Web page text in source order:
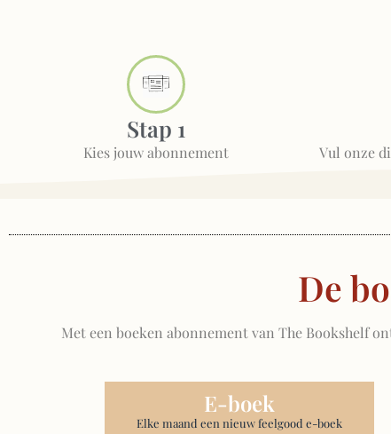
Stap 1
Kies jouw abonnement Vul onze
De
Met een boeken abonnement van The Bookshelf
E-boek
Elke maand een nieuw feelgood e-boek